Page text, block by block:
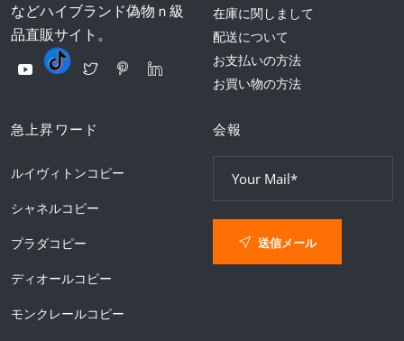
などハイブランド偽物ｎ級
品直販サイト。
在庫に関しまして
配送について
お支払いの方法
お買い物の方法
急上昇ワード
ルイヴィトンコピー
シャネルコピー
プラダコピー
ディオールコピー
モンクレールコピー
会報
送信メール